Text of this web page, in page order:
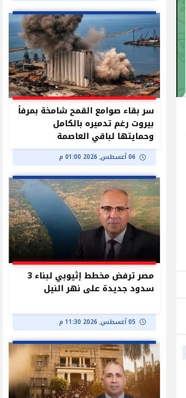
سر بقاء صوامع القمح شامخة بمرفأ
بيروت رغم تدميره بالكامل
وحمايتها لباقي العاصمة
06 أغسطس, 2026 01:00 م
مصر ترفض مخطط إثيوبي لبناء 3
سدود جديدة على نهر النيل
05 أغسطس, 2026 11:30 م